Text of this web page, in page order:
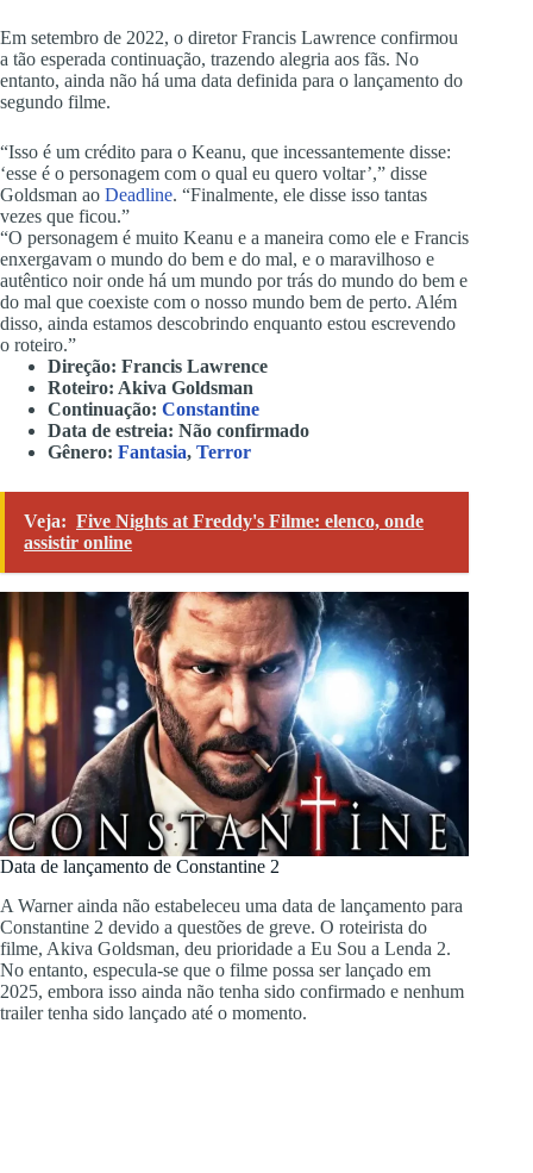
Em setembro de 2022, o diretor Francis Lawrence confirmou
a tão esperada continuação, trazendo alegria aos fãs. No
entanto, ainda não há uma data definida para o lançamento do
segundo filme.
“Isso é um crédito para o Keanu, que incessantemente disse:
‘esse é o personagem com o qual eu quero voltar’,” disse
Goldsman ao Deadline. “Finalmente, ele disse isso tantas
vezes que ficou.”
“O personagem é muito Keanu e a maneira como ele e Francis
enxergavam o mundo do bem e do mal, e o maravilhoso e
autêntico noir onde há um mundo por trás do mundo do bem e
do mal que coexiste com o nosso mundo bem de perto. Além
disso, ainda estamos descobrindo enquanto estou escrevendo
o roteiro.”
Direção: Francis Lawrence
Roteiro: Akiva Goldsman
Continuação: Constantine
Data de estreia: Não confirmado
Gênero: Fantasia, Terror
Veja: Five Nights at Freddy's Filme: elenco, onde
assistir online
Data de lançamento de Constantine 2
A Warner ainda não estabeleceu uma data de lançamento para
Constantine 2 devido a questões de greve. O roteirista do
filme, Akiva Goldsman, deu prioridade a Eu Sou a Lenda 2.
No entanto, especula-se que o filme possa ser lançado em
2025, embora isso ainda não tenha sido confirmado e nenhum
trailer tenha sido lançado até o momento.